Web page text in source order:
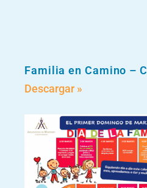
Familia en Camino –
Descargar »